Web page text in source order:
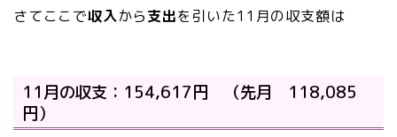
さてここで収入から支出を引いた11月の収支額は
11月の収支：154,617円 （先月 118,085
円）